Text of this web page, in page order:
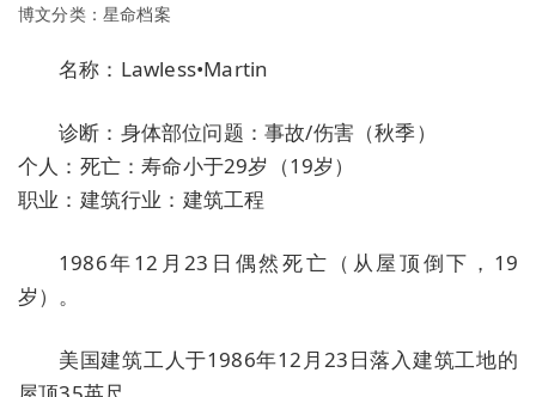
博文分类： 星命档案
名称：Lawless•Martin
诊断：身体部位问题：事故/伤害（秋季）
个人：死亡：寿命小于29岁（19岁）
职业：建筑行业：建筑工程
1986年12月23日偶然死亡（从屋顶倒下，19
岁）。
美国建筑工人于1986年12月23日落入建筑工地的